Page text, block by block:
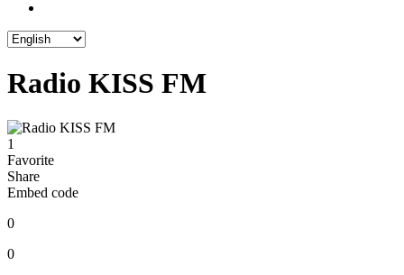
Radio KISS FM
1
Favorite
Share
Embed code
0
0